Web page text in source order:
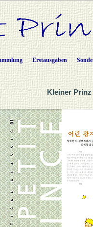
Erstausgaben
Kleiner Prinz